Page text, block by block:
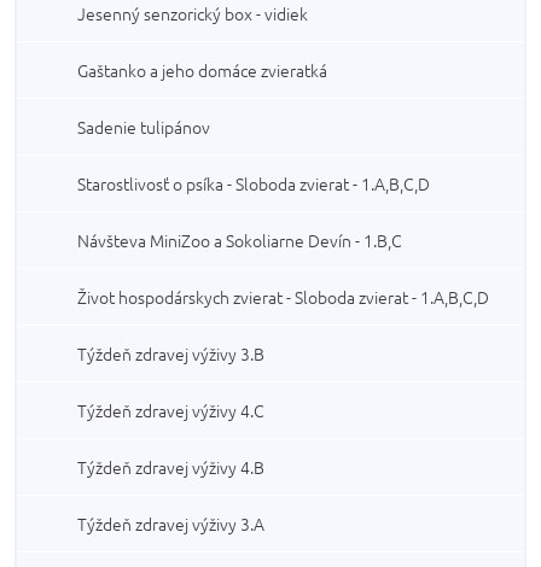
Jesenný senzorický box - vidiek
Gaštanko a jeho domáce zvieratká
Sadenie tulipánov
Starostlivosť o psíka - Sloboda zvierat - 1.A,B,C,D
Návšteva MiniZoo a Sokoliarne Devín - 1.B,C
Život hospodárskych zvierat - Sloboda zvierat - 1.A,B,C,D
Týždeň zdravej výživy 3.B
Týždeň zdravej výživy 4.C
Týždeň zdravej výživy 4.B
Týždeň zdravej výživy 3.A